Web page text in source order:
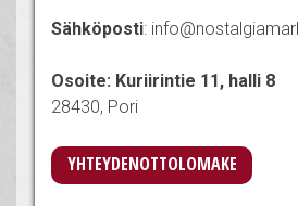
Sähköposti:
Osoite: Kuriirintie 11, halli 8
28430, Pori
YHTEYDENOTTOLOMAKE